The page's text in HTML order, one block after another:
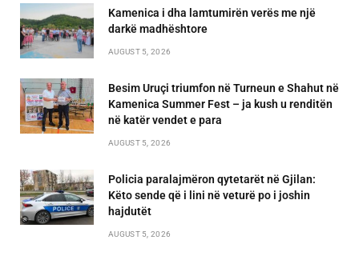
Kamenica i dha lamtumirën verës me një
darkë madhështore
AUGUST 5, 2026
Besim Uruçi triumfon në Turneun e Shahut në
Kamenica Summer Fest – ja kush u renditën
në katër vendet e para
AUGUST 5, 2026
Policia paralajmëron qytetarët në Gjilan:
Këto sende që i lini në veturë po i joshin
hajdutët
AUGUST 5, 2026